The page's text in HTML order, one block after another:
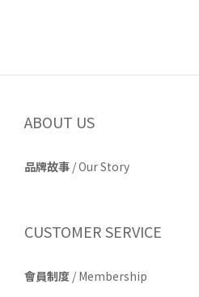
ABOUT US
品牌故事 /Our Story
CUSTOMER SERVICE
會員制度 / Membership